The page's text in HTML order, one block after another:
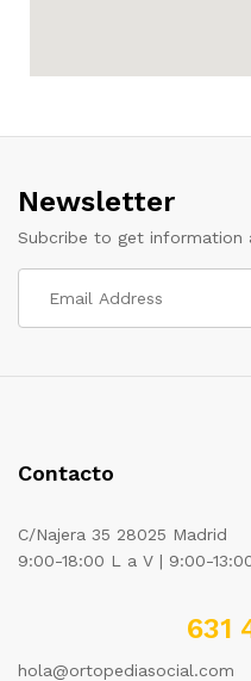
Newsletter
Subcribe to get information
Contacto
C/Najera 35 28025 Madrid
9:00-18:00 L a V | 9:00-
631
hola@ortopediasocial.com